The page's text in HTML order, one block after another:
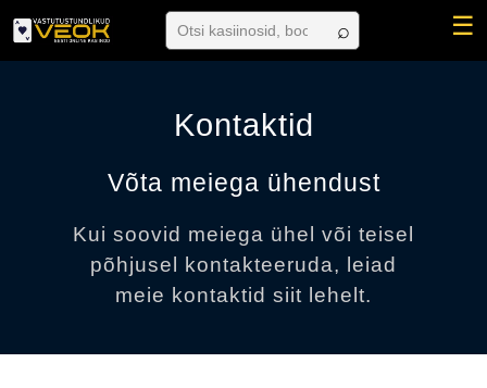
☰
Kontaktid
Võta meiega ühendust
Kui soovid meiega ühel või teisel
põhjusel kontakteeruda, leiad
meie kontaktid siit lehelt.